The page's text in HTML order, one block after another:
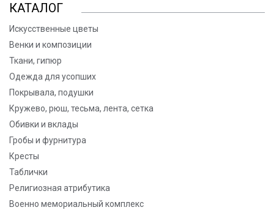
КАТАЛОГ
Искусственные цветы
Венки и композиции
Ткани, гипюр
Одежда для усопших
Покрывала, подушки
Кружево, рюш, тесьма, лента, сетка
Обивки и вклады
Гробы и фурнитура
Кресты
Таблички
Религиозная атрибутика
Военно мемориальный комплекс